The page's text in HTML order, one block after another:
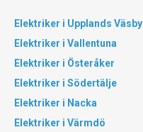
Elektriker i Upplands Väsby
Elektriker i Vallentuna
Elektriker i Österåker
Elektriker i Södertälje
Elektriker i Nacka
Elektriker i Värmdö